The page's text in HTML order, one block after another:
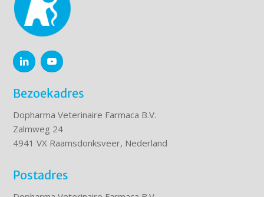
Bezoekadres
Dopharma Veterinaire Farmaca B.V.
Zalmweg 24
4941 VX Raamsdonksveer, Nederland
Postadres